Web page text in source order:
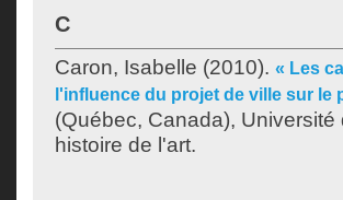
C
Caron, Isabelle (2010). « Les
l'influence du projet de ville sur le
(Québec, Canada),
histoire de l'art.